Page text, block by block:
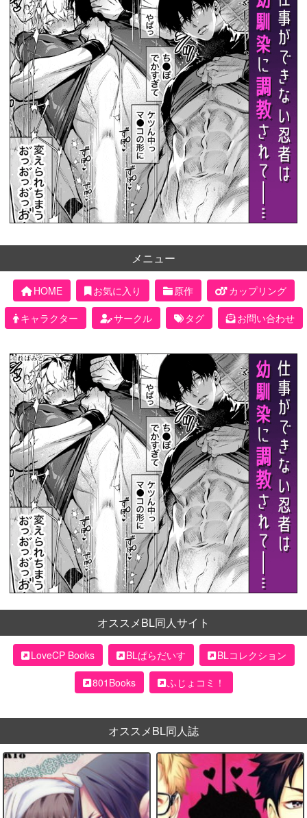
メニュー
HOME お気に入り 原作
カップリング
キャラクター
サークル タグ お問い合わせ
オススメBL同人サイト
LoveCP Books BLぱらだいす
BLコレクション
801Books
ふじょコミ！
オススメBL同人誌